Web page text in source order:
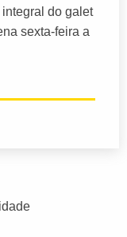
do galet
sexta-feira a